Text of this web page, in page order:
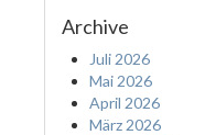
Archive
Juli 2026
Mai 2026
April 2026
März 2026